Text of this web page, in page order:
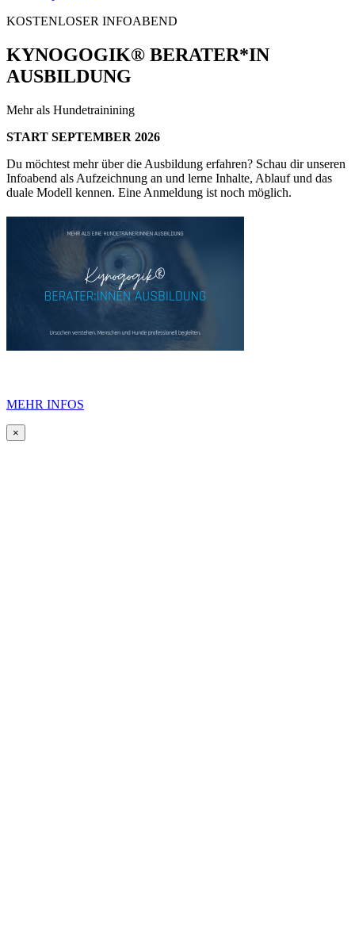
KOSTENLOSER INFOABEND
KYNOGOGIK® BERATER*IN
AUSBILDUNG
Mehr als Hundetrainining
START SEPTEMBER 2026
Du möchtest mehr über die Ausbildung erfahren? Schau dir unseren
Infoabend als Aufzeichnung an und lerne Inhalte, Ablauf und das
duale Modell kennen. Eine Anmeldung ist noch möglich.
MEHR INFOS
×